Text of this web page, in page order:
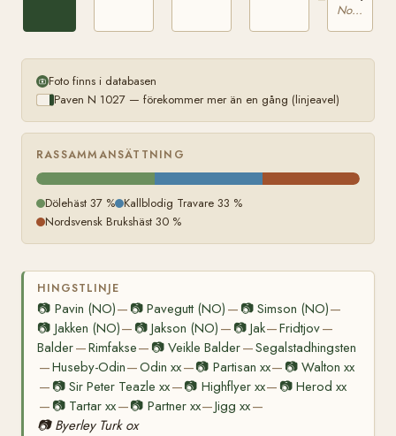
Nordsvensk Brukshäst
Foto finns i databasen
Paven N 1027 — förekommer mer än en gång (linjeavel)
RASSAMMANSÄTTNING
Dölehäst 37 % Kallblodig Travare 33 %
Nordsvensk Brukshäst 30 %
HINGSTLINJE
📷 Pavin (NO)— 📷Pavegutt (NO) — 📷 Simson (NO)—
📷 Jakken (NO)— 📷Jakson (NO) — 📷 Jak—Fridtjov—
Balder—Rimfakse— 📷Veikle Balder—Segalstadhingsten
—Huseby-Odin—Odin xx—📷 Partisan xx— 📷Walton xx
— 📷Sir Peter Teazle xx—📷 Highflyer xx— 📷Herod xx
— 📷 Tartar xx—📷 Partner xx—Jigg xx—
📷 Byerley Turk ox